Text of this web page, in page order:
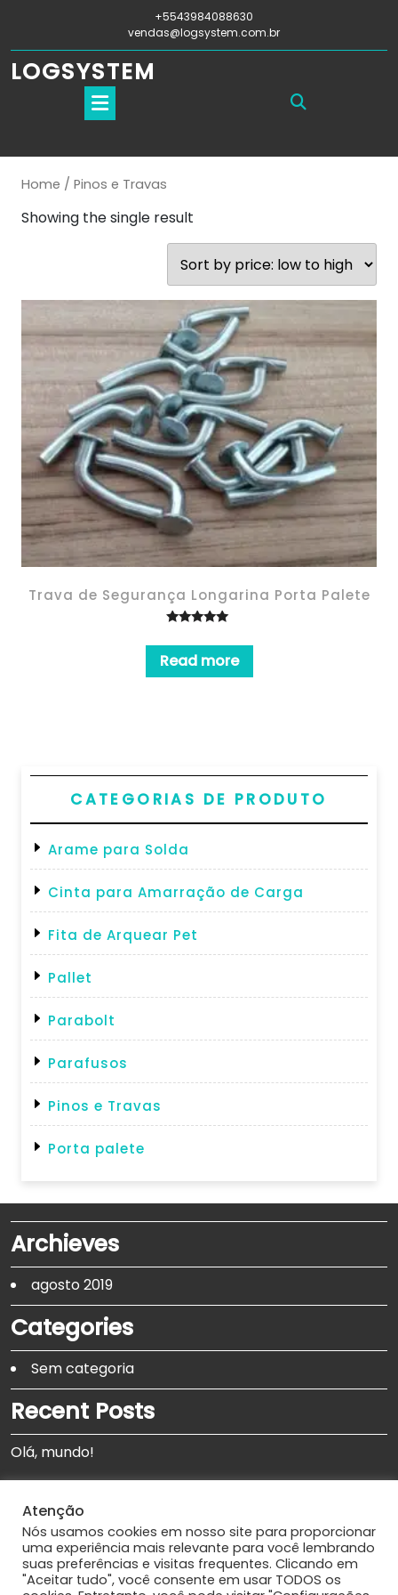
+5543984088630
vendas@logsystem.com.br
LOGSYSTEM
Home / Pinos e Travas
Showing the single result
Trava de Segurança Longarina Porta Palete
5.00
out of 5
Read more
CATEGORIAS DE PRODUTO
Arame para Solda
Cinta para Amarração de Carga
Fita de Arquear Pet
Pallet
Parabolt
Parafusos
Pinos e Travas
Porta palete
Archieves
agosto 2019
Categories
Sem categoria
Recent Posts
Olá, mundo!
Search
Search
Atenção
Nós usamos cookies em nosso site para proporcionar
uma experiência mais relevante para você lembrando
suas preferências e visitas frequentes. Clicando em
"Aceitar tudo", você consente em usar TODOS os